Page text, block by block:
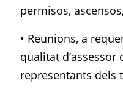
permisos,
• Reunions, a
qualitat d’assessor
representants dels